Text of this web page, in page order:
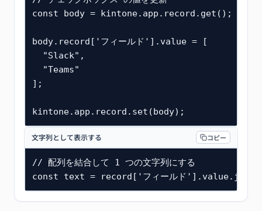
const body = kintone.app.record.get();
body.record['フィールド'].value = [
  "Slack",
  "Teams"
];
kintone.app.record.set(body);
文字列として表示する コピー
// 配列を結合して 1 つの文字列にする
const text = record['フィールド